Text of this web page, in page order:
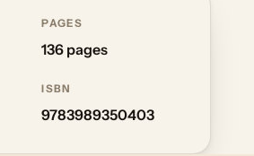
PAGES
136 pages
ISBN
9783989350403